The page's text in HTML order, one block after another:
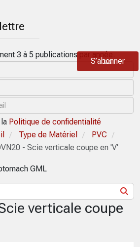
3 à 5 publications par année.
Politique de confidentialité
S’abonner
/ Type de Matériel / PVC /
- Scie verticale coupe en 'V'
GML
verticale coupe